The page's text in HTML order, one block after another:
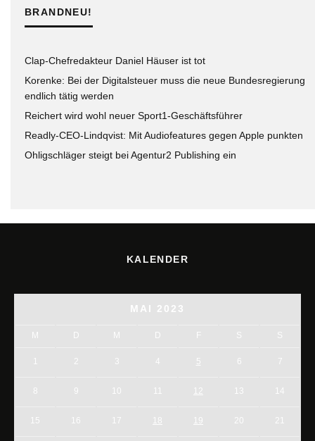
BRANDNEU!
Clap-Chefredakteur Daniel Häuser ist tot
Korenke: Bei der Digitalsteuer muss die neue Bundesregierung
endlich tätig werden
Reichert wird wohl neuer Sport1-Geschäftsführer
Readly-CEO-Lindqvist: Mit Audiofeatures gegen Apple punkten
Ohligschläger steigt bei Agentur2 Publishing ein
KALENDER
MAI 2023
M D M D F S S
1 2 3 5 6 7
8 9 10 11 12 13 14
15 16 17 18 19 20 21